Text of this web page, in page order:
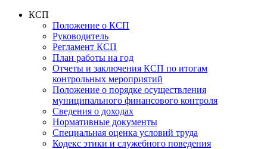
КСП
Положение о КСП
Руководитель
Регламент КСП
План работы на год
Отчеты и заключения КСП по итогам
контрольных мероприятий
Положение о порядке осуществления
муниципального финансового контроля
Сведения о доходах
Нормативные документы
Специальная оценка условий труда
Кодекс этики и служебного поведения